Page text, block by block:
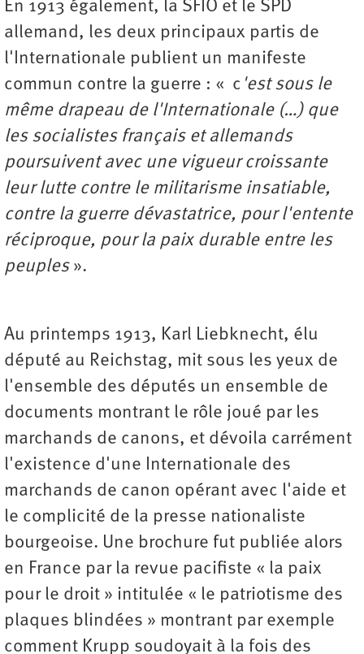
En 1913 également, la SFIO et le SPD
allemand, les deux principaux partis de
l'Internationale publient un manifeste
commun contre la guerre : « c 'est sous le
même drapeau de l'Internationale (…) que
les socialistes français et allemands
poursuivent avec une vigueur croissante
leur lutte contre le militarisme insatiable,
contre la guerre dévastatrice, pour l'entente
réciproque, pour la paix durable entre les
peuples».
Au printemps 1913, Karl Liebknecht, élu
député au Reichstag, mit sous les yeux de
l'ensemble des députés un ensemble de
documents montrant le rôle joué par les
marchands de canons, et dévoila carrément
l'existence d'une Internationale des
marchands de canon opérant avec l'aide et
le complicité de la presse nationaliste
bourgeoise. Une brochure fut publiée alors
en France par la revue pacifiste « la paix
pour le droit » intitulée « le patriotisme des
plaques blindées » montrant par exemple
comment Krupp soudoyait à la fois des